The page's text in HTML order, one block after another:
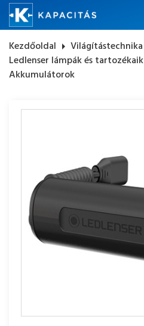
Kezdőoldal arrow_right Világítástechnika
Ledlenser lámpák és tartozékaik
Akkumulátorok